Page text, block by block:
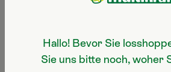
werden. Die festen
bindet und die Zersetzung
ultrafein, ein Urgesteinsmehl,
Hallo! Bevor Sie
Sie uns bitte noch, woher